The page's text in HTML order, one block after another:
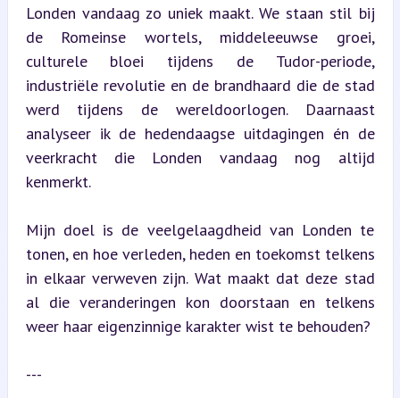
Londen vandaag zo uniek maakt. We staan stil bij
de Romeinse wortels, middeleeuwse groei,
culturele bloei tijdens de Tudor-periode,
industriële revolutie en de brandhaard die de stad
werd tijdens de wereldoorlogen. Daarnaast
analyseer ik de hedendaagse uitdagingen én de
veerkracht die Londen vandaag nog altijd
kenmerkt.
Mijn doel is de veelgelaagdheid van Londen te
tonen, en hoe verleden, heden en toekomst telkens
in elkaar verweven zijn. Wat maakt dat deze stad
al die veranderingen kon doorstaan en telkens
weer haar eigenzinnige karakter wist te behouden?
---